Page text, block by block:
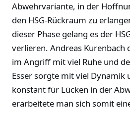
Abwehrvariante, in der
den HSG-Rückraum zu
dieser Phase gelang es der
verlieren. Andreas Kurenbach
im Angriff mit viel Ruhe und
Esser sorgte mit viel Dynamik
konstant für Lücken in der
erarbeitete man sich somit